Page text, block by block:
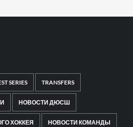
SERIES TRANSFERS
НОВОСТИ ДЮСШ
ХОККЕЯ НОВОСТИ КОМАНДЫ